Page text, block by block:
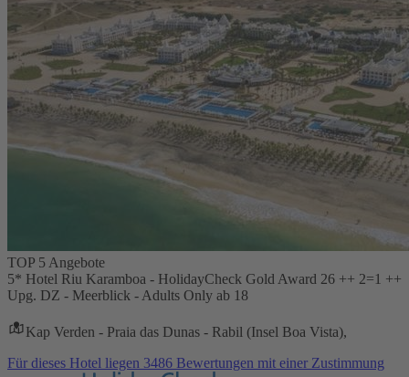
TOP 5 Angebote
5* Hotel Riu Karamboa - HolidayCheck Gold Award 26 ++ 2=1 ++
Upg. DZ - Meerblick - Adults Only ab 18
Kap Verden - Praia das Dunas - Rabil (Insel Boa Vista),
Für dieses Hotel liegen 3486 Bewertungen mit einer Zustimmung